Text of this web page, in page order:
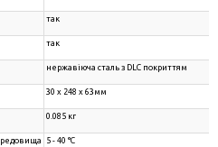
так
так
нержавіюча сталь з DLC покриттям
30 x 248 x 63мм
0.085 кг
5 - 40 °C